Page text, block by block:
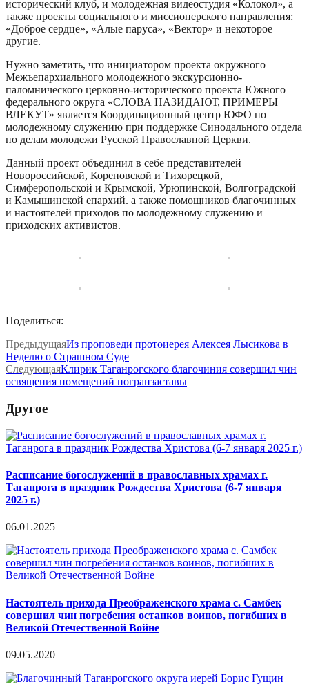
исторический клуб, и молодежная видеостудия «Колокол», а
также проекты социального и миссионерского направления:
«Доброе сердце», «Алые паруса», «Вектор» и некоторое
другие.
Нужно заметить, что инициатором проекта окружного
Межъепархиального молодежного экскурсионно-
паломнического церковно-исторического проекта Южного
федерального округа «СЛОВА НАЗИДАЮТ, ПРИМЕРЫ
ВЛЕКУТ» является Координационный центр ЮФО по
молодежному служению при поддержке Синодального отдела
по делам молодежи Русской Православной Церкви.
Данный проект объединил в себе представителей
Новороссийской, Кореновской и Тихорецкой,
Симферопольской и Крымской, Урюпинской, Волгоградской
и Камышинской епархий. а также помощников благочинных
и настоятелей приходов по молодежному служению и
приходских активистов.
Поделиться:
ПредыдущаяИз проповеди протоиерея Алексея Лысикова в
Неделю о Страшном Суде
СледующаяКлирик Таганрогского благочиния совершил чин
освящения помещений погранзаставы
Другое
Расписание богослужений в православных храмах г.
Таганрога в праздник Рождества Христова (6-7 января
2025 г.)
06.01.2025
Настоятель прихода Преображенского храма с. Самбек
совершил чин погребения останков воинов, погибших в
Великой Отечественной Войне
09.05.2020